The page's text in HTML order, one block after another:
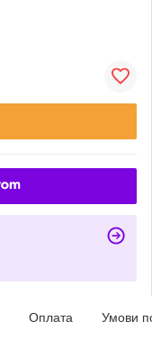
Оплата Умови